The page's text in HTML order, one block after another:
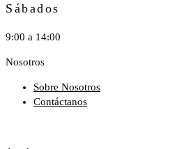
Sábados
9:00 a 14:00
Nosotros
Sobre Nosotros
Contáctanos